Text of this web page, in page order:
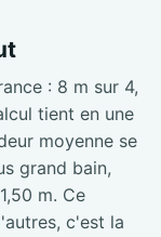
: 8 m sur 4,
tient en une
moyenne se
grand bain,
m. Ce
c'est la